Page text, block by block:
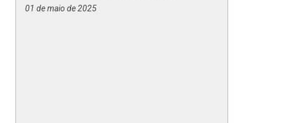
01 de maio de 2025